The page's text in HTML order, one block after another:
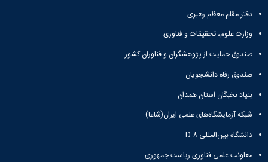
دفتر مقام معظم رهبری
وزارت علوم، تحقیقات و فناوری
صندوق حمایت از پژوهشگران و فناوران کشور
صندوق رفاه دانشجویان
بنیاد نخبگان استان همدان
شبکه آزمایشگاه‌های علمی ایران(شاعا)
دانشگاه بین‌المللی D-۸
معاونت علمی فناوری ریاست جمهوری